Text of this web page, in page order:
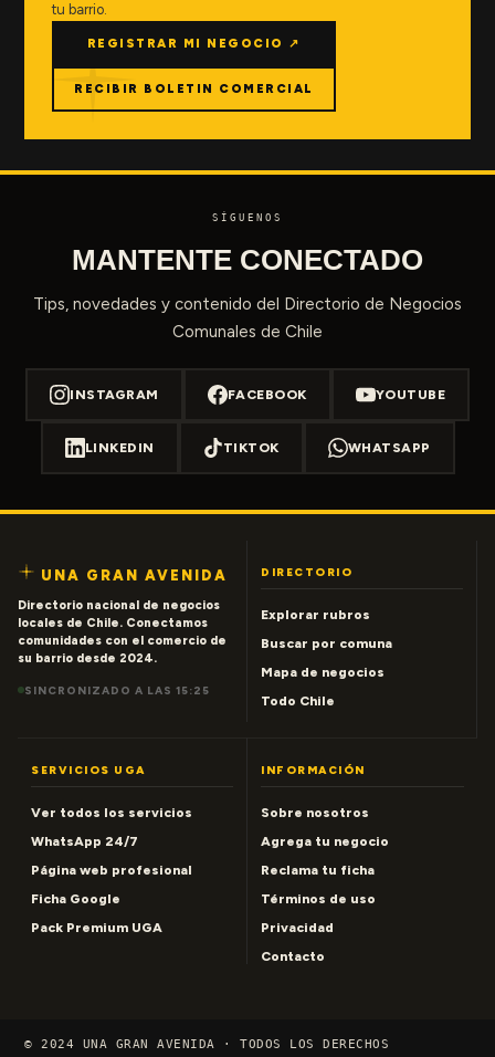
tu barrio.
REGISTRAR MI NEGOCIO ↗
RECIBIR BOLETIN COMERCIAL
SÍGUENOS
MANTENTE CONECTADO
Tips, novedades y contenido del Directorio de Negocios
Comunales de Chile
INSTAGRAM FACEBOOK YOUTUBE
LINKEDIN TIKTOK WHATSAPP
UNA GRAN AVENIDA
Directorio nacional de negocios
locales de Chile. Conectamos
comunidades con el comercio de
su barrio desde 2024.
SINCRONIZADO A LAS 15:25
DIRECTORIO
Explorar rubros
Buscar por comuna
Mapa de negocios
Todo Chile
SERVICIOS UGA
Ver todos los servicios
WhatsApp 24/7
Página web profesional
Ficha Google
Pack Premium UGA
INFORMACIÓN
Sobre nosotros
Agrega tu negocio
Reclama tu ficha
Términos de uso
Privacidad
Contacto
© 2024 UNA GRAN AVENIDA · TODOS LOS DERECHOS